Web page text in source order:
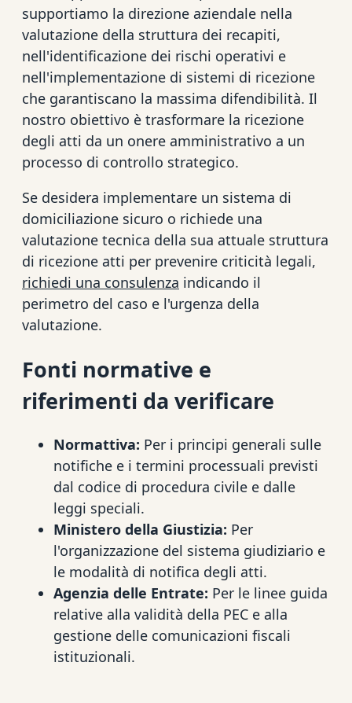
supportiamo la direzione aziendale nella
valutazione della struttura dei recapiti,
nell'identificazione dei rischi operativi e
nell'implementazione di sistemi di ricezione
che garantiscano la massima difendibilità. Il
nostro obiettivo è trasformare la ricezione
degli atti da un onere amministrativo a un
processo di controllo strategico.
Se desidera implementare un sistema di
domiciliazione sicuro o richiede una
valutazione tecnica della sua attuale struttura
di ricezione atti per prevenire criticità legali,
richiedi una consulenza indicando il
perimetro del caso e l'urgenza della
valutazione.
Fonti normative e
riferimenti da verificare
Normattiva: Per i principi generali sulle
notifiche e i termini processuali previsti
dal codice di procedura civile e dalle
leggi speciali.
Ministero della Giustizia: Per
l'organizzazione del sistema giudiziario e
le modalità di notifica degli atti.
Agenzia delle Entrate: Per le linee guida
relative alla validità della PEC e alla
gestione delle comunicazioni fiscali
istituzionali.